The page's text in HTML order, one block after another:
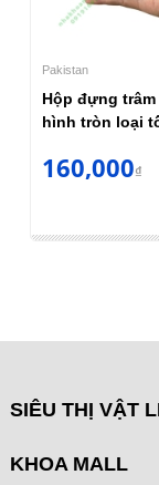
Pakistan
Hộp đựng
hình tròn loại
160,000₫
SIÊU THỊ VẬT
KHOA MALL